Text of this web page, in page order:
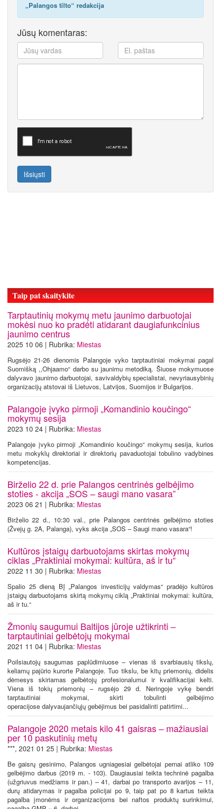
„Palangos tilto“ redakcija
Jūsų komentaras:
Išsiųsti
Taip pat skaitykite
Tarptautinių mokymų metu jaunimo darbuotojai
mokėsi nuo ko pradėti atidarant daugiafunkcinius
jaunimo centrus
2025 10 06 | Rubrika: Miestas
Rugsėjo 21-26 dienomis Palangoje vyko tarptautiniai mokymai pagal
Suomišką ,,Ohjaamo“ darbo su jaunimu metodiką. Šiuose mokymuose
dalyvavo jaunimo darbuotojai, savivaldybių specialistai, nevyriausybinių
organizacijų atstovai iš Lietuvos, Latvijos, Suomijos ir Bulgarijos.
Palangoje įvyko pirmoji „Komandinio koučingo“
mokymų sesija
2023 10 24 | Rubrika: Miestas
Palangoje įvyko pirmoji „Komandinio koučingo“ mokymų sesija, kurios
metu mokyklų direktoriai ir direktorių pavaduotojai tobulino vadybines
kompetencijas.
Birželio 22 d. prie Palangos centrinės gelbėjimo
stoties - akcija „SOS – saugi mano vasara”
2023 06 21 | Rubrika: Miestas
Birželio 22 d., 10:30 val., prie Palangos centrinės gelbėjimo stoties
(Žvejų g. 2A, Palanga), vyks akcija „SOS – Saugi mano vasara“!
Kultūros įstaigų darbuotojams skirtas mokymų
ciklas „Praktiniai mokymai: kultūra, aš ir tu“
2022 11 30 | Rubrika: Miestas
Spalio 25 dieną BĮ „Palangos investicijų valdymas“ pradėjo kultūros
įstaigų darbuotojams skirtą mokymų ciklą „Praktiniai mokymai: kultūra,
aš ir tu.“
Žmonių saugumui Baltijos jūroje užtikrinti –
tarptautiniai gelbėtojų mokymai
2021 11 04 | Rubrika: Miestas
Poilsiautojų saugumas paplūdimiuose – vienas iš svarbiausių tikslų,
keliamų pajūrio kurorte Palangoje. Tuo tikslu, be kitų priemonių, didelis
dėmesys skiriamas gelbėtojų profesionalumui ir kvalifikacijai kelti.
Viena iš tokių priemonių – rugsėjo 29 d. Neringoje vykę bendri
tarptautiniai mokymai, skirti tobulinti gelbėjimo
operacijose dalyvaujančiųjų gebėjimus bei pasidalinti patirtimi...
Palangoje 2020 metais kilo 41 gaisras – mažiausiai
per 10 paskutinių metų
***, 2021 01 25 | Rubrika: Miestas
Be gaisrų gesinimo, Palangos ugniagesiai gelbėtojai pernai atliko 109
gelbėjimo darbus (2019 m. - 103). Daugiausiai teikta techninė pagalba
(užgriuvus medžiams ir pan.) – 41, darbai po transporto avarijos – 11,
durų atidarymas ir pagalba policijai po 9, taip pat po 8 kartus teikta
pagalba įmonėms ir organizacijoms bei naftos produktų surinkimui,